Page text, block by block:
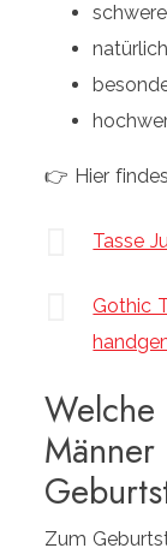
👉 Hier
Tasse
Gothic
Welche
Zum